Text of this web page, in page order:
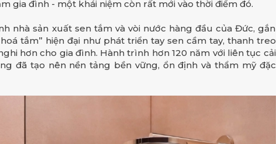
gia đình - một khái niệm còn rất mới vào thời điểm đó.
nhà sản xuất sen tắm và vòi nước hàng đầu của Đức, gắn
tắm” hiện đại như phát triển tay sen cầm tay, thanh treo
hơn cho gia đình. Hành trình hơn 120 năm với liên tục cải
đã tạo nên nền tảng bền vững, ổn định và thẩm mỹ đặc